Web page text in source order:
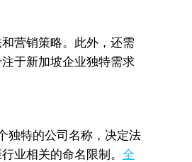
营销策略。此外，还需
于新加坡企业独特需求
独特的公司名称，决定法
业相关的命名限制。 全